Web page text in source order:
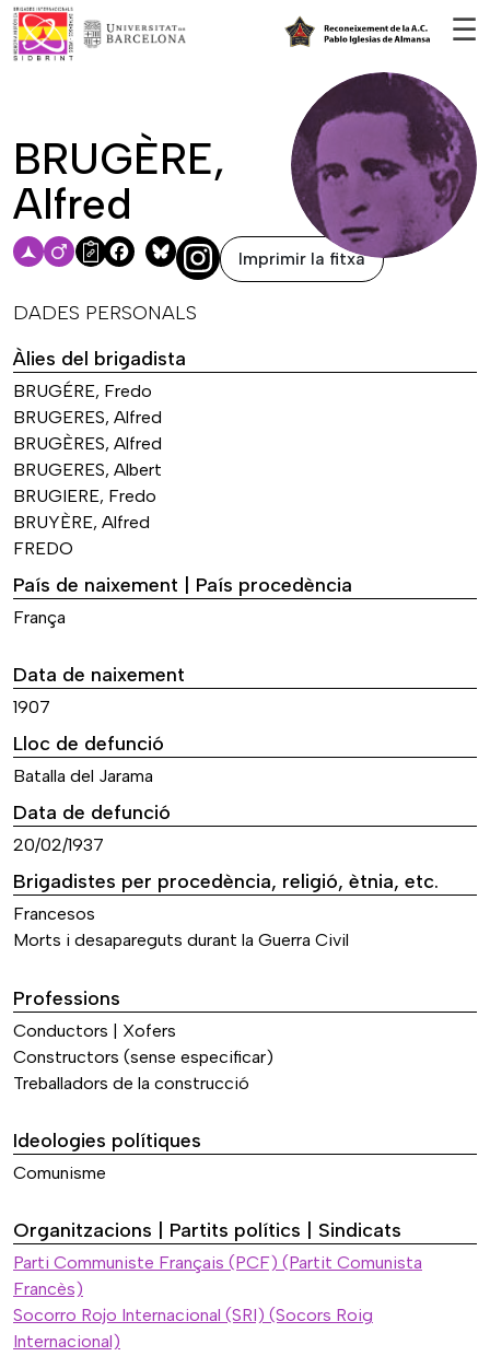
☰
BRUGÈRE,
Alfred
Facebook
Bluesky Imprimir la fitxa
DADES PERSONALS
Àlies del brigadista
BRUGÉRE, Fredo
BRUGERES, Alfred
BRUGÈRES, Alfred
BRUGERES, Albert
BRUGIERE, Fredo
BRUYÈRE, Alfred
FREDO
País de naixement | País procedència
França
Data de naixement
1907
Lloc de defunció
Batalla del Jarama
Data de defunció
20/02/1937
Brigadistes per procedència, religió, ètnia, etc.
Francesos
Morts i desapareguts durant la Guerra Civil
Professions
Conductors | Xofers
Constructors (sense especificar)
Treballadors de la construcció
Ideologies polítiques
Comunisme
Organitzacions | Partits polítics | Sindicats
Parti Communiste Français (PCF) (Partit Comunista
Francès)
Socorro Rojo Internacional (SRI) (Socors Roig
Internacional)